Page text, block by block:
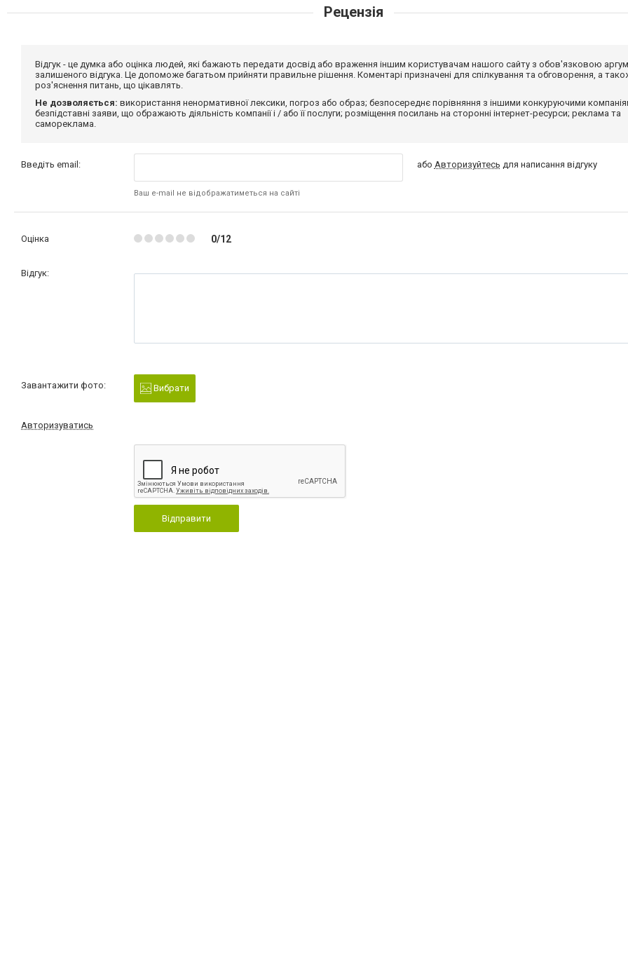
Рецензія
Відгук - це думка або оцінка людей, які бажають передати досвід або враження іншим користувачам нашого сайту з обов'язковою
залишеного відгука. Це допоможе багатьом прийняти правильне рішення. Коментарі призначені для спілкування та обговорення, а
роз'яснення питань, що цікавлять.
Не дозволяється: використання ненормативної лексики, погроз або образ; безпосереднє порівняння з іншими конкуруючими
безпідставні заяви, що ображають діяльність компанії і / або її послуги; розміщення посилань на сторонні інтернет-ресурси; реклама та
самореклама.
Введіть email:
Ваш e-mail не відображатиметься на сайті
або Авторизуйтесь для написання відгуку
Оцінка 0/12
Відгук:
Завантажити фото: Вибрати
Авторизуватись
Відправити